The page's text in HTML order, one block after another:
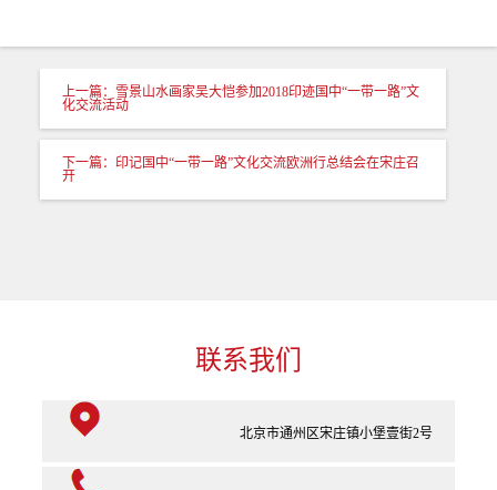
上一篇：雪景山水画家吴大恺参加2018印迹国中“一带一路”文
化交流活动
下一篇：印记国中“一带一路”文化交流欧洲行总结会在宋庄召
开
联系我们
北京市通州区宋庄镇小堡壹街2号